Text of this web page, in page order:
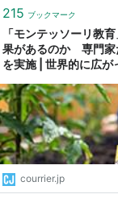
215 ブックマーク
「モンテッソーリ教
果があるのか 専門家
を実施 | 世界的に広が
courrier.jp